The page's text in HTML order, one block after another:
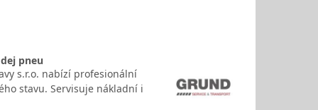
pneu
s.r.o. nabízí profesionální
stavu. Servisuje nákladní i